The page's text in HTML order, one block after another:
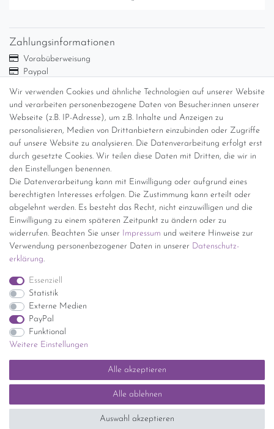
Wir verwenden Cookies und ähnliche Technologien auf unserer Website
und verarbeiten personenbezogene Daten von Besucher:innen unserer
Webseite (z.B. IP-Adresse), um z.B. Inhalte und Anzeigen zu
personalisieren, Medien von Drittanbietern einzubinden oder Zugriffe
auf unsere Website zu analysieren. Die Datenverarbeitung erfolgt erst
durch gesetzte Cookies. Wir teilen diese Daten mit Dritten, die wir in
den Einstellungen benennen.
Die Datenverarbeitung kann mit Einwilligung oder aufgrund eines
berechtigten Interesses erfolgen. Die Zustimmung kann erteilt oder
abgelehnt werden. Es besteht das Recht, nicht einzuwilligen und die
Einwilligung zu einem späteren Zeitpunkt zu ändern oder zu
widerrufen. Beachten Sie unser Impressum und weitere Hinweise zur
Verwendung personenbezogener Daten in unserer Daten­schutz­
erklärung.
Essenziell
Statistik
Externe Medien
PayPal
Funktional
Weitere Einstellungen
Alle akzeptieren
Alle ablehnen
Auswahl akzeptieren
Zahlungsinformationen
Vorabüberweisung
Paypal
Versandinformationen
Versand per GLS (6,90 Euro) oder DHL (8,49 Euro ) inkl. MwSt.
(innerhalb Deutschlands)
kostenfreie Lieferung ab 150 Euro Warenwert (innerhalb
Deutschlands)
Übersicht Internationale Versandkosten
Wir kaufen an
Sie haben zuviel Porzellan im Schrank? Gerne kaufen wir dieses an.
Einfach unverbindliches Angebot anfordern.
*Endpreis inkl. MwSt. (Dieser Artikel unterliegt gem. § 25a
UStG der Differenzbesteuerung, ein Ausweis der
Mehrwertsteuer auf der Rechnung erfolgt nicht.)
Impressum Daten­schutz­erklärung
Vertrag widerrufen Kontakt
Bewertungen bei: ebay.de, shopvote.de ⓘ